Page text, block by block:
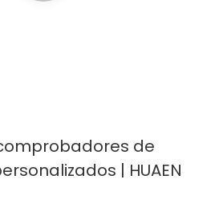
de
| HUAEN